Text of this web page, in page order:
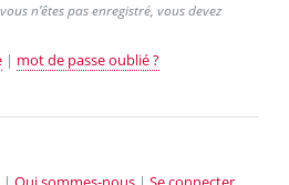
n’êtes pas enregistré, vous devez
| mot de passe oublié ?